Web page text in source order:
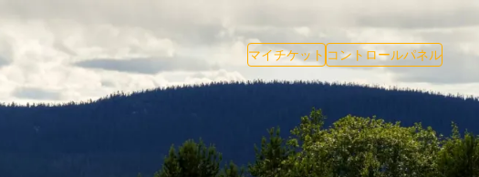
マイチケット コントロールパネル